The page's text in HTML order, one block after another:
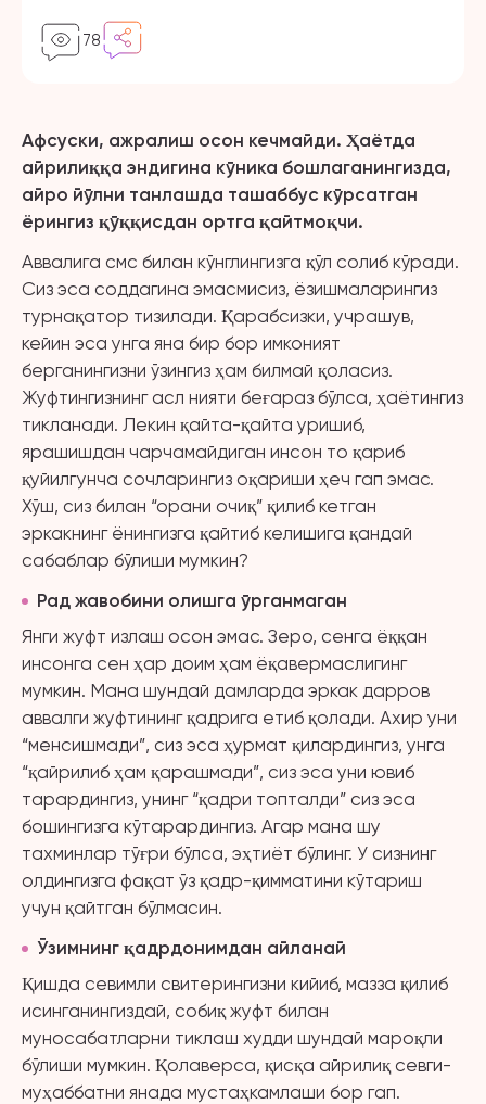
78
Афсуски, ажралиш осон кечмайди. Ҳаётда
айрилиққа эндигина кўника бошлаганингизда,
айро йўлни танлашда ташаббус кўрсатган
ёрингиз қўққисдан ортга қайтмоқчи.
Аввалига смс билан кўнглингизга қўл солиб кўради.
Сиз эса соддагина эмасмисиз, ёзишмаларингиз
турнақатор тизилади. Қарабсизки, учрашув,
кейин эса унга яна бир бор имконият
берганингизни ўзингиз ҳам билмай қоласиз.
Жуфтингизнинг асл нияти беғараз бўлса, ҳаётингиз
тикланади. Лекин қайта-қайта уришиб,
ярашишдан чарчамайдиган инсон то қариб
қуйилгунча сочларингиз оқариши ҳеч гап эмас.
Хўш, сиз билан “орани очиқ” қилиб кетган
эркакнинг ёнингизга қайтиб келишига қандай
сабаблар бўлиши мумкин?
Рад жавобини олишга ўрганмаган
Янги жуфт излаш осон эмас. Зеро, сенга ёққан
инсонга сен ҳар доим ҳам ёқавермаслигинг
мумкин. Мана шундай дамларда эркак дарров
аввалги жуфтининг қадрига етиб қолади. Ахир уни
“менсишмади”, сиз эса ҳурмат қилардингиз, унга
“қайрилиб ҳам қарашмади”, сиз эса уни ювиб
тарардингиз, унинг “қадри топталди” сиз эса
бошингизга кўтарардингиз. Агар мана шу
тахминлар тўғри бўлса, эҳтиёт бўлинг. У сизнинг
олдингизга фақат ўз қадр-қимматини кўтариш
учун қайтган бўлмасин.
Ўзимнинг қадрдонимдан айланай
Қишда севимли свитерингизни кийиб, мазза қилиб
исинганингиздай, собиқ жуфт билан
муносабатларни тиклаш худди шундай мароқли
бўлиши мумкин. Қолаверса, қисқа айрилиқ севги-
муҳаббатни янада мустаҳкамлаши бор гап.